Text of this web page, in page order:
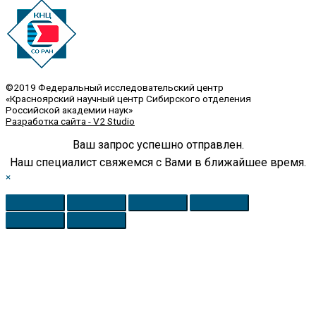
©2019 Федеральный исследовательский центр
«Красноярский научный центр Сибирского отделения
Российской академии наук»
Разработка сайта - V2 Studio
Ваш запрос успешно отправлен.
Наш специалист свяжемся с Вами в ближайшее время.
×